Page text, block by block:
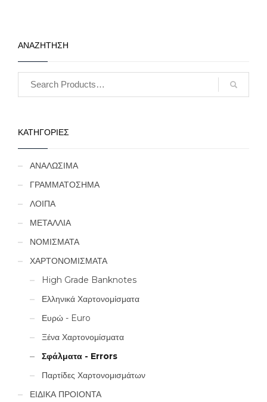
ΑΝΑΖΗΤΗΣΗ
ΚΑΤΗΓΟΡΙΕΣ
ΑΝΑΛΩΣΙΜΑ
ΓΡΑΜΜΑΤΟΣΗΜΑ
ΛΟΙΠΑ
ΜΕΤΑΛΛΙΑ
ΝΟΜΙΣΜΑΤΑ
ΧΑΡΤΟΝΟΜΙΣΜΑΤΑ
High Grade Banknotes
Ελληνικά Χαρτονομίσματα
Ευρώ - Euro
Ξένα Χαρτονομίσματα
Σφάλματα - Errors
Παρτίδες Χαρτονομισμάτων
ΕΙΔΙΚΑ ΠΡΟΙΟΝΤΑ